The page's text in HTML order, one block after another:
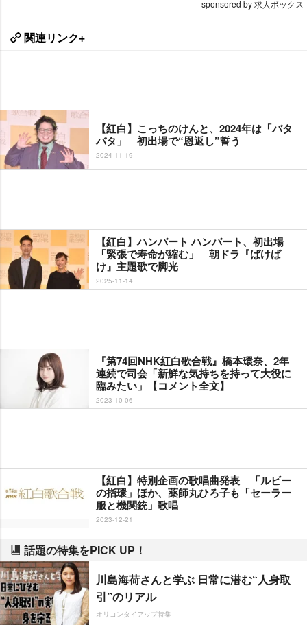
sponsored by 求人ボックス
関連リンク+
【紅白】こっちのけんと、2024年は「バタ
バタ」 初出場で“恩返し”誓う
2024-11-19
【紅白】ハンバート ハンバート、初出場
「緊張で寿命が縮む」 朝ドラ『ばけば
け』主題歌で脚光
2025-11-14
『第74回NHK紅白歌合戦』橋本環奈、2年
連続で司会「新鮮な気持ちを持って大役に
臨みたい」【コメント全文】
2023-10-06
【紅白】特別企画の歌唱曲発表 「ルビー
の指環」ほか、薬師丸ひろ子も「セーラー
服と機関銃」歌唱
2023-12-21
話題の特集をPICK UP！
川島海荷さんと学ぶ 日常に潜む“人身取
引”のリアル
オリコンタイアップ特集